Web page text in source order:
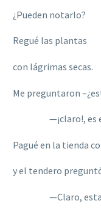
¿Pueden notarlo?
Regué las plantas
con lágrimas secas.
Me preguntaron
—¡claro!, es el
Pagué en la tienda
y el tendero
—Claro, esta